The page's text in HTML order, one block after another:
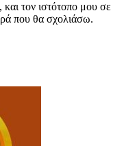
τον ιστότοπο μου σε
που θα σχολιάσω.